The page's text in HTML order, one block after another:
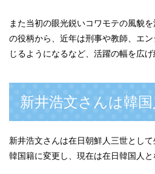
また当初の眼光鋭いコワモテの風貌
の役柄から、近年は刑事や教師、エ
じるようになるなど、活躍の幅を広げ
新井浩文さんは韓
新井浩文さんは在日朝鮮人三世とし
韓国籍に変更し、現在は在日韓国人と